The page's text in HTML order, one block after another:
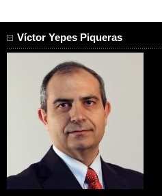
Víctor Yepes Piqueras